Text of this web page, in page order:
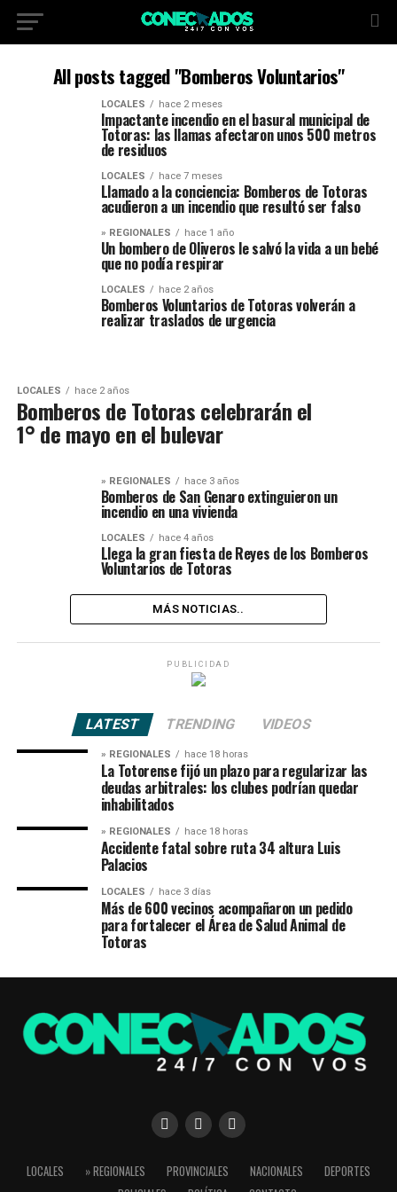
All posts tagged "Bomberos Voluntarios"
LOCALES hace 2 meses
Impactante incendio en el basural municipal de
Totoras: las llamas afectaron unos 500 metros
de residuos
LOCALES hace 7 meses
Llamado a la conciencia: Bomberos de Totoras
acudieron a un incendio que resultó ser falso
» REGIONALES hace 1 año
Un bombero de Oliveros le salvó la vida a un bebé
que no podía respirar
LOCALES hace 2 años
Bomberos Voluntarios de Totoras volverán a
realizar traslados de urgencia
LOCALES hace 2 años
Bomberos de Totoras celebrarán el
1° de mayo en el bulevar
» REGIONALES hace 3 años
Bomberos de San Genaro extinguieron un
incendio en una vivienda
LOCALES hace 4 años
Llega la gran fiesta de Reyes de los Bomberos
Voluntarios de Totoras
MÁS NOTICIAS..
PUBLICIDAD
LATEST TRENDING VIDEOS
» REGIONALES hace 18 horas
La Totorense fijó un plazo para regularizar las
deudas arbitrales: los clubes podrían quedar
inhabilitados
» REGIONALES hace 18 horas
Accidente fatal sobre ruta 34 altura Luis
Palacios
LOCALES hace 3 días
Más de 600 vecinos acompañaron un pedido
para fortalecer el Área de Salud Animal de
Totoras
LOCALES » REGIONALES PROVINCIALES NACIONALES
DEPORTES